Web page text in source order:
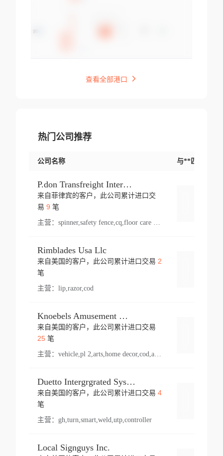
查看全部港口
热门公司推荐
公司名称 与**匹配交易
P.don Transfreight International
来自菲律宾的客户，此公司累计进口交
易 9 笔
主营：
Rimblades Usa Llc
来自美国的客户，此公司累计进口交易 2
笔
主营： lip,razor,cod
Knoebels Amusement Resort
来自美国的客户，此公司累计进口交易
25笔
主营： vehicle,pl 2,arts,home decor,cod,amusement ride,sea
Duetto Intergrgrated Systems Inc.
来自美国的客户，此公司累计进口交易 4
笔
主营： gh,turn,smart,weld,utp,controller
Local Signguys Inc.